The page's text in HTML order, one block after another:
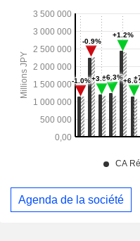
Agenda de la société